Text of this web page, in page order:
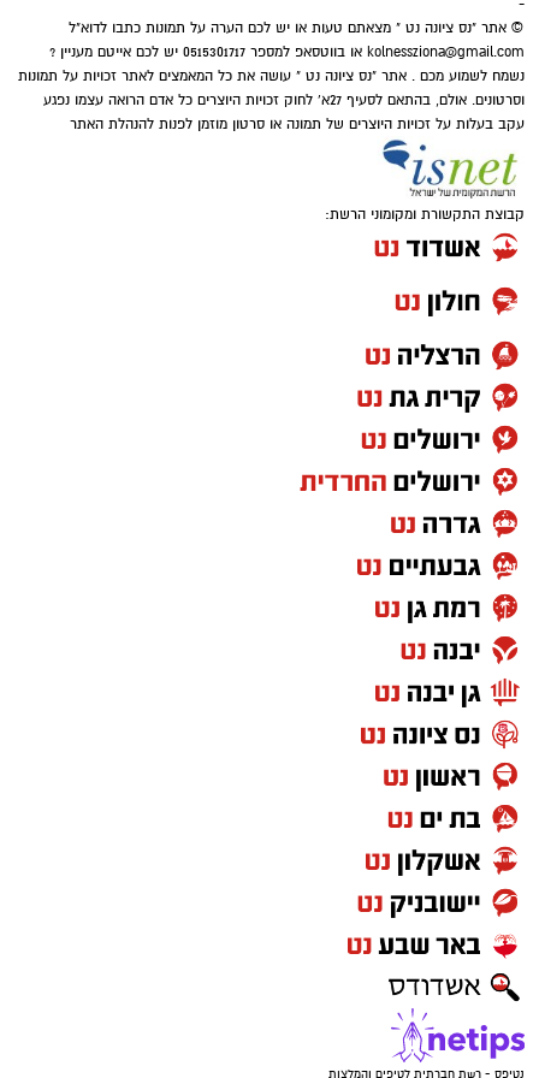
אהבה וזוגיות: השנה עשויה להביא תפנית בחיי
האהבה. פנויים עלולים למצוא את עצמם מול
היכרות שמתחילה במקרה אך מתפתחת במהירות.
מי שנמצא בזוגיות עשוי לעמוד בפני שיחה שתשנה
את הדינמיקה בקשר.
פרנסה וכסף: הזדמנות כלכלית יכולה להגיע דווקא
ממקום שלא ציפיתם לו. עם זאת, אל תמהרו
לקפוץ על כל הצעה שנשמעת נוצצת.
קריירה:מי שהרגיש תקוע עשוי סוף סוף לקבל
הזדמנות להוכיח את עצמו. שינוי בתפקיד או מהלך
מקצועי חדש נמצא על הפרק.
המסר לשנה:
מאחרים ולהתחיל לפעול.
שור – הכסף והיציבות חוזרים למרכז
אהבה וזוגיות:
לחלוטין עשוי להפוך למשמעותי. בזוגיות, החלטה
משותפת על העתיד עשויה לקרב בין בני הזוג.
פרנסה וכסף:זו עשויה להיות שנה של התייצבות
כלכלית, במיוחד עבור מי שיקבל החלטות שקולות.
בדיקה מחודשת של הוצאות, התחייבויות וחסכונות
עשויה לחשוף אפשרויות שלא שמתם לב אליהן.
-
© אתר "נס ציונה נט " מצאתם טעות או יש לכם הערה על תמונות כתבו לדוא"ל
kolnessziona@gmail.com
או בווטסאפ למספר 0515301717 יש לכם אייטם מעניין ?
נשמח לשמוע מכם . אתר "נס ציונה נט " עושה את כל המאמצים לאתר זכויות על תמונות
וסרטונים. אולם, בהתאם לסעיף 27א' לחוק זכויות היוצרים כל אדם הרואה עצמו נפגע
עקב בעלות על זכויות היוצרים של תמונה או סרטון מוזמן לפנות להנהלת האתר
קבוצת התקשורת ומקומוני הרשת:
נטיפס - רשת חברתית לטיפים והמלצות